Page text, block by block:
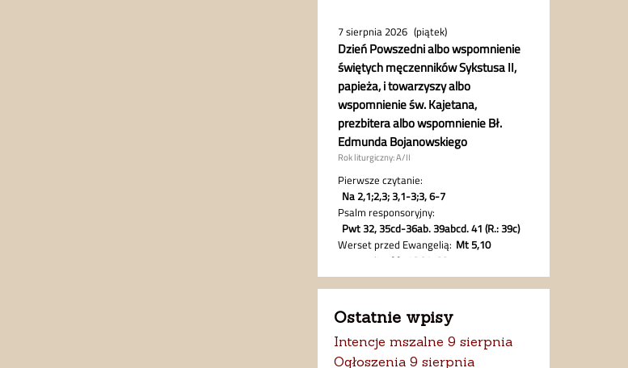
Ostatnie wpisy
Intencje mszalne 9 sierpnia
Ogłoszenia 9 sierpnia